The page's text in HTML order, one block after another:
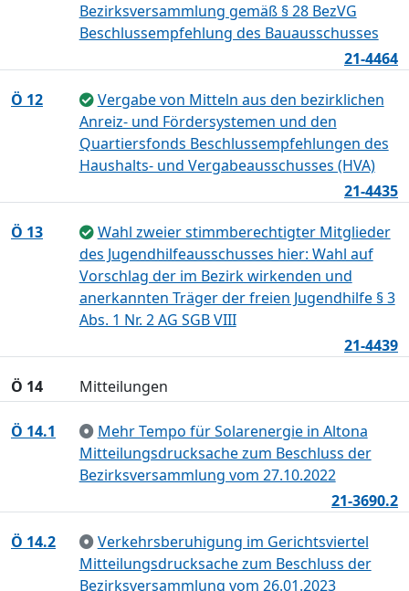
Bezirksversammlung gemäß § 28 BezVG
Beschlussempfehlung des Bauausschusses
21-4464
Ö 12
Vergabe von Mitteln aus den bezirklichen
Anreiz- und Fördersystemen und den
Quartiersfonds Beschlussempfehlungen des
Haushalts- und Vergabeausschusses (HVA)
21-4435
Ö 13
Wahl zweier stimmberechtigter Mitglieder
des Jugendhilfeausschusses hier: Wahl auf
Vorschlag der im Bezirk wirkenden und
anerkannten Träger der freien Jugendhilfe § 3
Abs. 1 Nr. 2 AG SGB VIII
21-4439
Ö 14 Mitteilungen
Ö 14.1
Mehr Tempo für Solarenergie in Altona
Mitteilungsdrucksache zum Beschluss der
Bezirksversammlung vom 27.10.2022
21-3690.2
Ö 14.2
Verkehrsberuhigung im Gerichtsviertel
Mitteilungsdrucksache zum Beschluss der
Bezirksversammlung vom 26.01.2023